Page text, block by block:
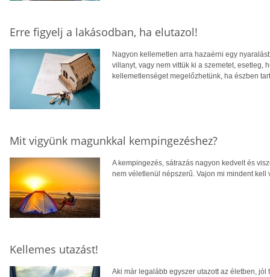
Erre figyelj a lakásodban, ha elutazol!
Nagyon kellemetlen arra hazaérni egy
villanyt, vagy nem vittük ki a szemetet, esetleg,
kellemetlenséget megelőzhetünk, ha észben
Mit vigyünk magunkkal kempingezéshez?
A kempingezés, sátrazás nagyon kedvelt és
nem véletlenül népszerű. Vajon mi mindent
Kellemes utazást!
Aki már legalább egyszer utazott az életben,